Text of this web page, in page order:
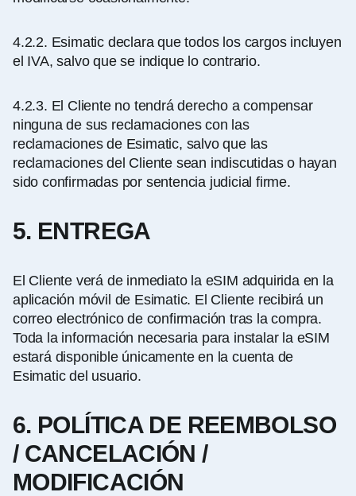
4.2.2. Esimatic declara que todos los cargos incluyen
el IVA, salvo que se indique lo contrario.
4.2.3. El Cliente no tendrá derecho a compensar
ninguna de sus reclamaciones con las
reclamaciones de Esimatic, salvo que las
reclamaciones del Cliente sean indiscutidas o hayan
sido confirmadas por sentencia judicial firme.
5. ENTREGA
El Cliente verá de inmediato la eSIM adquirida en la
aplicación móvil de Esimatic. El Cliente recibirá un
correo electrónico de confirmación tras la compra.
Toda la información necesaria para instalar la eSIM
estará disponible únicamente en la cuenta de
Esimatic del usuario.
6. POLÍTICA DE REEMBOLSO
/ CANCELACIÓN /
MODIFICACIÓN